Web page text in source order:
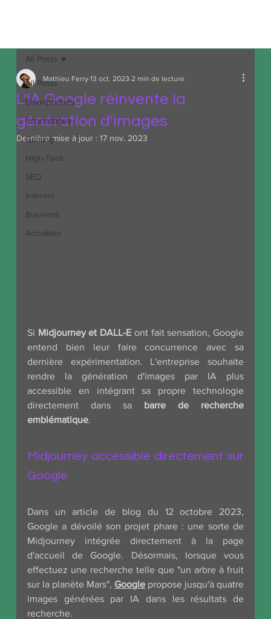
All Posts
Smartphones
Informatique
Gaming
High-Tech
SEO
Internet
Business
Actualités
All Posts
L'IA Google réinvente la
génération d'images
Mathieu Ferry 13 oct. 2023 2 min de lecture
Dernière mise à jour : 17 nov. 2023
Si Midjourney et DALL-E ont fait sensation, Google
entend bien leur faire concurrence avec sa
dernière expérimentation. L'entreprise souhaite
rendre la génération d'images par IA plus
accessible en intégrant sa propre technologie
directement dans sa barre de recherche
emblématique.
Midjourney accessible directement sur
Google
Dans un article de blog du 12 octobre 2023,
Google a dévoilé son projet phare : une sorte de
Midjourney intégrée directement à la page
d'accueil de Google. Désormais, lorsque vous
effectuez une recherche telle que "un arbre à fruit
sur la planète Mars", Google propose jusqu'à quatre
images générées par IA dans les résultats de
recherche.